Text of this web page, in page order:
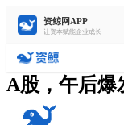
资鲸网APP
让资本赋能企业成长
政府园区
A股，午后爆